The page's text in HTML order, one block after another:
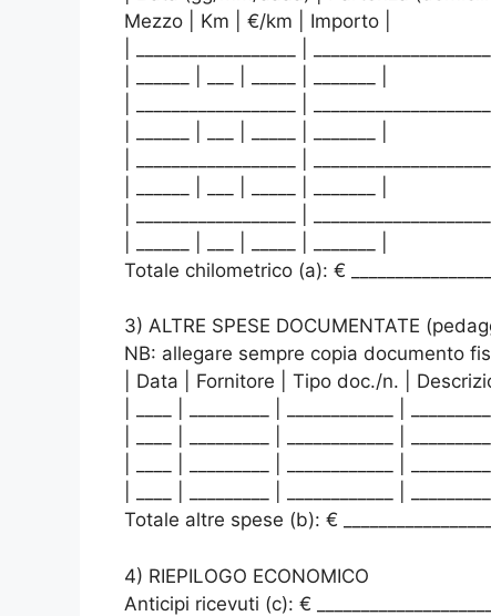
Mezzo | Km | €/km | Importo |
Totale chilometrico (a): €
3) ALTRE SPESE DOCUMENTATE
NB: allegare sempre copia documento
| Data | Fornitore | Tipo doc./n. |
Totale altre spese (b): €
4) RIEPILOGO ECONOMICO
Anticipi ricevuti (c): €